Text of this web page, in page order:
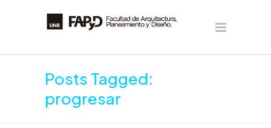
Posts Tagged:
progresar